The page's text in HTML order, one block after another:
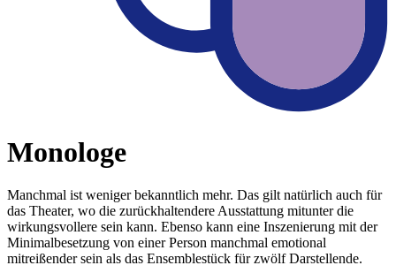
Monologe
Manchmal ist weniger bekanntlich mehr. Das gilt natürlich auch für
das Theater, wo die zurückhaltendere Ausstattung mitunter die
wirkungsvollere sein kann. Ebenso kann eine Inszenierung mit der
Minimalbesetzung von einer Person manchmal emotional
mitreißender sein als das Ensemblestück für zwölf Darstellende.